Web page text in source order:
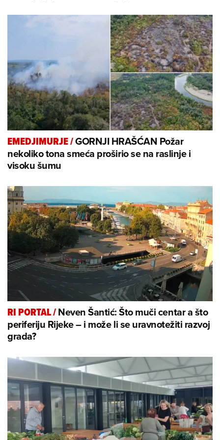
EMEDJIMURJE/GORNJI HRAŠĆAN Požar
nekoliko tona smeća proširio se na raslinje i
visoku šumu
RI PORTAL/Neven Šantić: Što muči centar a što
periferiju Rijeke – i može li se uravnotežiti razvoj
grada?